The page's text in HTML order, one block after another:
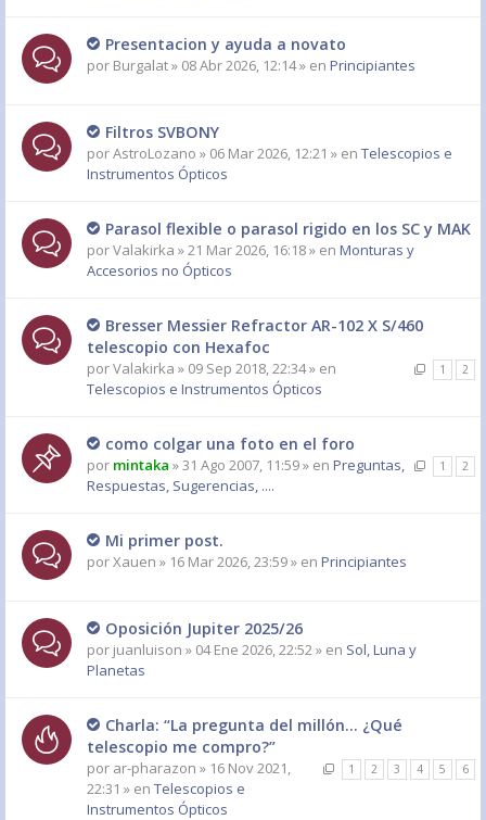
Presentacion y ayuda a novato
por Burgalat» 08 Abr 2026, 12:14 » en Principiantes
Filtros SVBONY
porAstroLozano » 06 Mar 2026, 12:21 » en Telescopios e
Instrumentos Ópticos
Parasol flexible o parasol rigido en los SC y MAK
porValakirka » 21 Mar 2026, 16:18 » en Monturas y
Accesorios no Ópticos
Bresser Messier Refractor AR-102 X S/460
telescopio con Hexafoc
1 2
porValakirka » 09 Sep 2018, 22:34 » en
Telescopios e Instrumentos Ópticos
como colgar una foto en el foro
1 2
por mintaka » 31 Ago 2007, 11:59 » en Preguntas,
Respuestas, Sugerencias, ....
Mi primer post.
porXauen » 16 Mar 2026, 23:59 » en Principiantes
Oposición Jupiter 2025/26
por juanluison » 04 Ene 2026, 22:52 » en Sol, Luna y
Planetas
Charla: “La pregunta del millón… ¿Qué
telescopio me compro?”
1 2 3 4 5 6
por ar-pharazon » 16 Nov 2021,
22:31 » en Telescopios e
Instrumentos Ópticos